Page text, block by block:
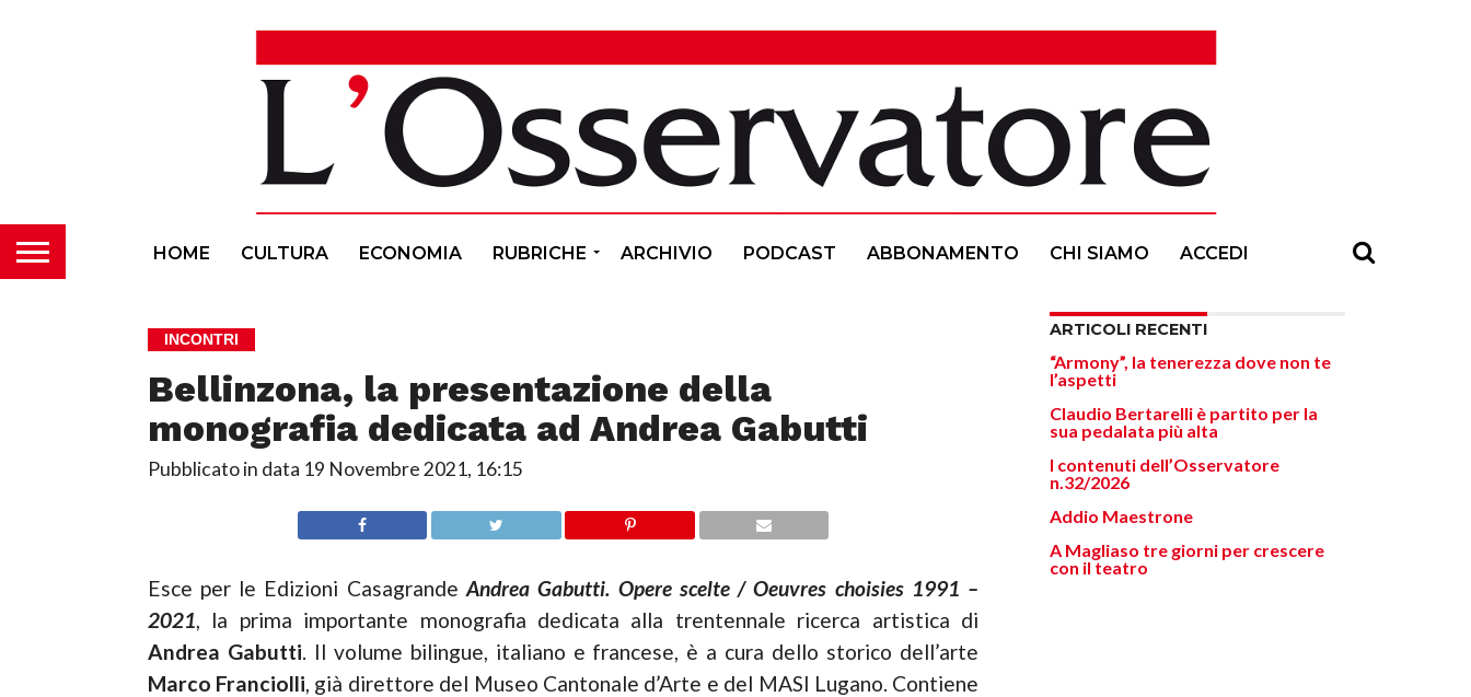
HOME CULTURA ECONOMIA RUBRICHE ARCHIVIO PODCAST ABBONAMENTO CHI SIAMO ACCEDI
INCONTRI
Bellinzona, la presentazione della
monografia dedicata ad Andrea Gabutti
Pubblicato in data 19 Novembre 2021, 16:15
Esce per le Edizioni CasagrandeAndrea Gabutti. Opere scelte / Oeuvres choisies 1991 –
2021, la prima importante monografia dedicata alla trentennale ricerca artistica di
Andrea Gabutti. Il volume bilingue, italiano e francese, è a cura dello storico dell’arte
Marco Franciolli, già direttore del Museo Cantonale d’Arte e del MASI Lugano. Contiene
ARTICOLI RECENTI
“Armony”, la tenerezza dove non te
l’aspetti
Claudio Bertarelli è partito per la
sua pedalata più alta
I contenuti dell’Osservatore
n.32/2026
Addio Maestrone
A Magliaso tre giorni per crescere
con il teatro